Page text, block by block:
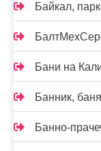
Байкал,
Бани на
Банник, баня
Банно-